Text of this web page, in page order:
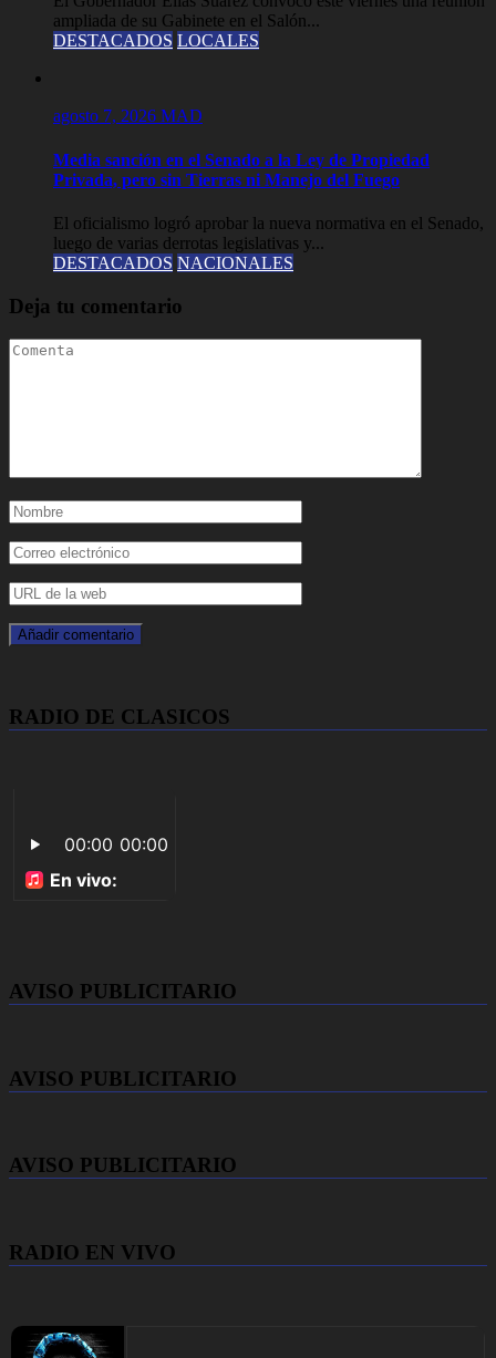
ampliada de su Gabinete en el Salón...
DESTACADOS LOCALES
agosto 7, 2026 MAD
Media sanción en el Senado a la Ley de Propiedad
Privada, pero sin Tierras ni Manejo del Fuego
El oficialismo logró aprobar la nueva normativa en el Senado,
luego de varias derrotas legislativas y...
DESTACADOS NACIONALES
Deja tu comentario
RADIO DE CLASICOS
AVISO PUBLICITARIO
AVISO PUBLICITARIO
AVISO PUBLICITARIO
RADIO EN VIVO